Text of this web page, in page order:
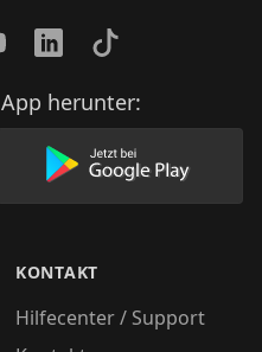
LinkedInTikTok
herunter:
im AppStore herunter
Lade unsere
KONTAKT
Hilfecenter / Support